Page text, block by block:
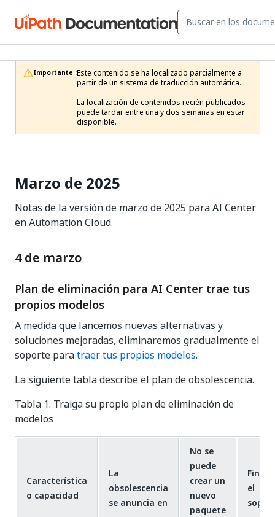
Importante :Este contenido se ha localizado parcialmente a
partir de un sistema de traducción automática.
La localización de contenidos recién publicados
puede tardar entre una y dos semanas en estar
disponible.
Marzo de 2025
Notas de la versión de marzo de 2025 para AI Center
en Automation Cloud.
4 de marzo
Plan de eliminación para AI Center trae tus
propios modelos
A medida que lancemos nuevas alternativas y
soluciones mejoradas, eliminaremos gradualmente el
soporte paratraer tus propios modelos.
La siguiente tabla describe el plan de obsolescencia.
Tabla 1. Traiga su propio plan de eliminación de
modelos
Característica
o capacidad
La
obsolescencia
se anuncia en
No se
puede
crear un
nuevo
paquete
el